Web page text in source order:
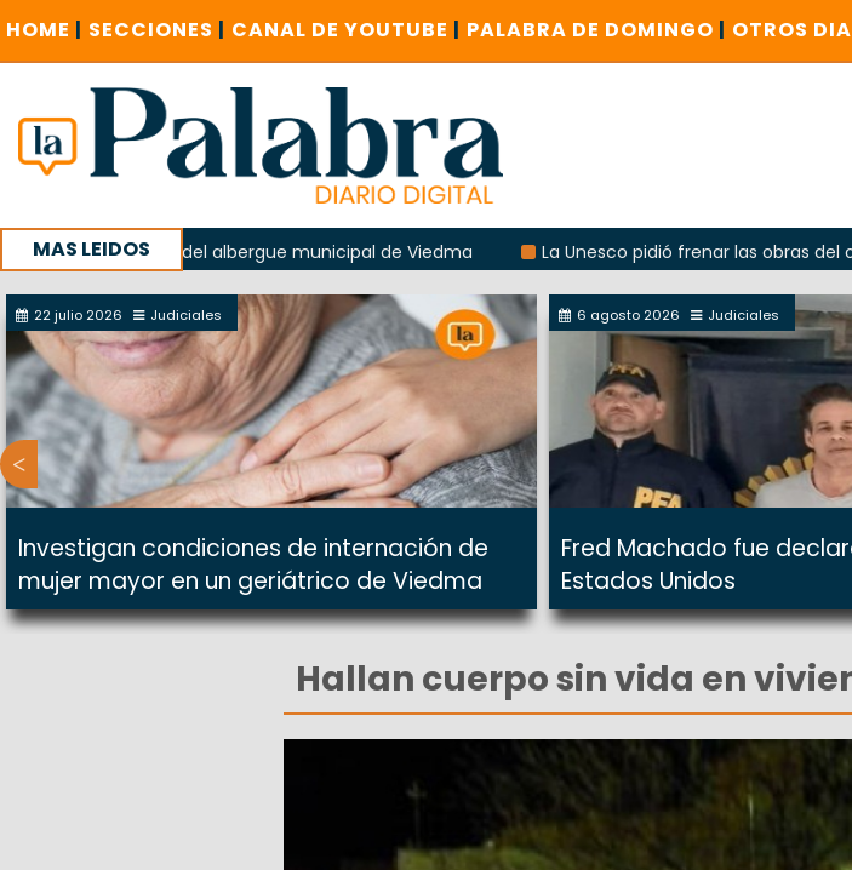
HOME | SECCIONES | CANAL DE YOUTUBE | PALABRA DE DOMINGO | OTROS
MAS LEIDOSdel albergue municipal de Viedma La Unesco pidió frenar las obras del oleoducto
con un encuentro provincial en Roca
22 julio 2026 Judiciales
Investigan condiciones de internación de
mujer mayor en un geriátrico de Viedma
6 agosto 2026 Judiciales
Fred Machado fue
Estados Unidos
Hallan cuerpo sin vida en